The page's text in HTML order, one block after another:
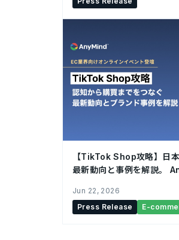
【TikTok Shop攻略】日
最新動向と事例を解説。
壇
Jun 22, 2026
Press Release
E-